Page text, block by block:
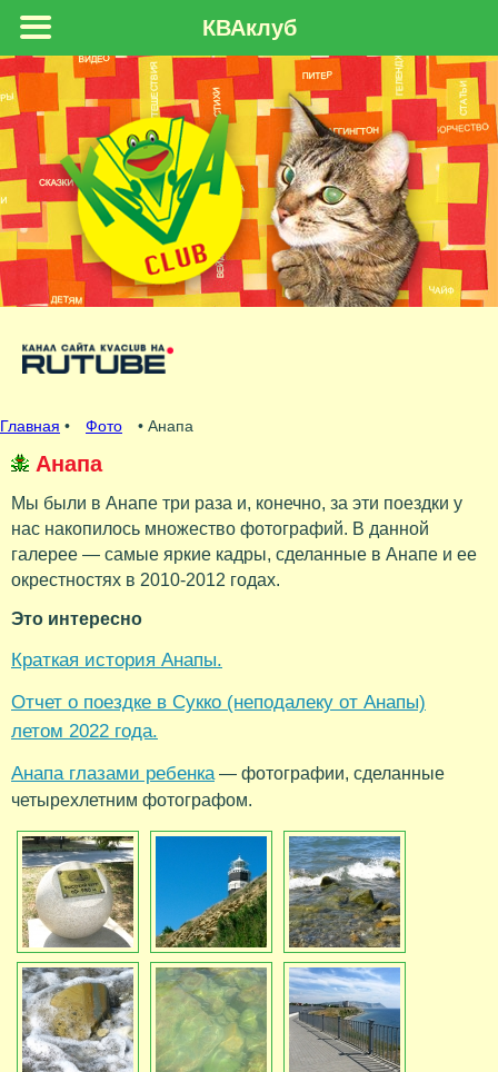
Главная • Фото • Анапа
Анапа
Мы были в Анапе три раза и, конечно, за эти поездки у
нас накопилось множество фотографий. В данной
галерее — самые яркие кадры, сделанные в Анапе и ее
окрестностях в 2010-2012 годах.
Это интересно
Краткая история Анапы.
Отчет о поездке в Сукко (неподалеку от Анапы)
летом 2022 года.
Анапа глазами ребенка — фотографии, сделанные
четырехлетним фотографом.
КВАклуб